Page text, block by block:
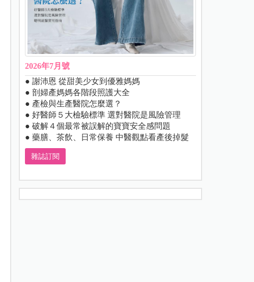
2026年7月號
● 謝沛恩 從甜美少女到優雅媽媽
● 剖婦產媽媽各階段照護大全
● 產檢與生產醫院怎麼選？
● 好醫師５大檢驗標準 選對醫院是風險管理
● 破解４個最常被誤解的寶寶安全感問題
● 藥膳、茶飲、日常保養 中醫觀點看產後掉髮
雜誌訂閱